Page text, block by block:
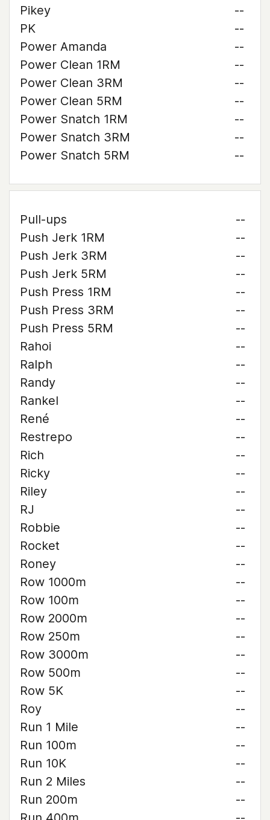
Pikey
--
PK
--
Power Amanda
--
Power Clean 1RM
--
Power Clean 3RM
--
Power Clean 5RM
--
Power Snatch 1RM
--
Power Snatch 3RM
--
Power Snatch 5RM
--
Pull-ups
--
Push Jerk 1RM
--
Push Jerk 3RM
--
Push Jerk 5RM
--
Push Press 1RM
--
Push Press 3RM
--
Push Press 5RM
--
Rahoi
--
Ralph
--
Randy
--
Rankel
--
René
--
Restrepo
--
Rich
--
Ricky
--
Riley
--
RJ
--
Robbie
--
Rocket
--
Roney
--
Row 1000m
--
Row 100m
--
Row 2000m
--
Row 250m
--
Row 3000m
--
Row 500m
--
Row 5K
--
Roy
--
Run 1 Mile
--
Run 100m
--
Run 10K
--
Run 2 Miles
--
Run 200m
--